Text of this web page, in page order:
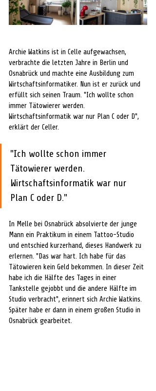
Archie Watkins ist in Celle aufgewachsen,
verbrachte die letzten Jahre in Berlin und
Osnabrück und machte eine Ausbildung zum
Wirtschaftsinformatiker. Nun ist er zurück und
erfüllt sich seinen Traum. "Ich wollte schon
immer Tätowierer werden.
Wirtschaftsinformatik war nur Plan C oder D",
erklärt der Celler.
"Ich wollte schon immer
Tätowierer werden.
Wirtschaftsinformatik war nur
Plan C oder D."
In Melle bei Osnabrück absolvierte der junge
Mann ein Praktikum in einem Tattoo-Studio
und entschied kurzerhand, dieses Handwerk zu
erlernen. "Das war hart. Ich habe für das
Tätowieren kein Geld bekommen. In dieser Zeit
habe ich die Hälfte des Tages in einer
Tankstelle gejobbt und die andere Hälfte im
Studio verbracht", erinnert sich Archie Watkins.
Später habe er dann in einem großen Studio in
Osnabrück gearbeitet.